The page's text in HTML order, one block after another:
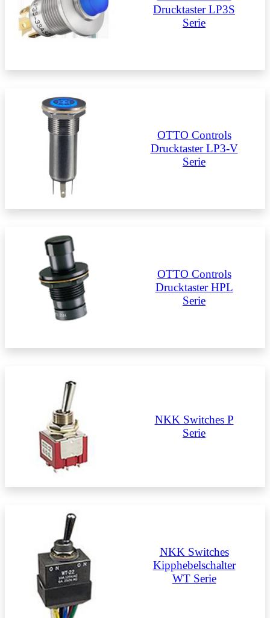
Drucktaster LP3S
Serie
OTTO Controls
Drucktaster LP3-V
Serie
OTTO Controls
Drucktaster HPL
Serie
NKK Switches P
Serie
NKK Switches
Kipphebelschalter
WT Serie